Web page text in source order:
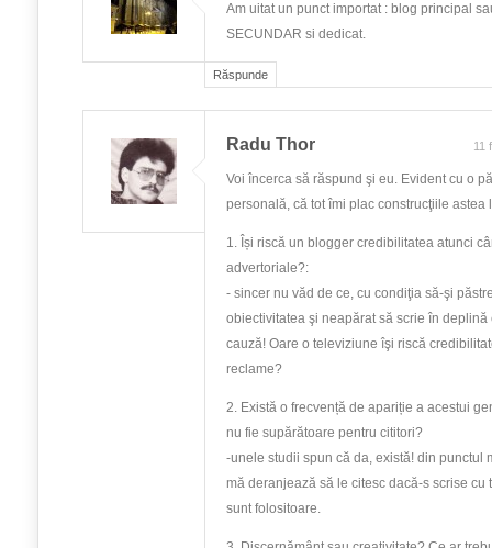
Răspunde
Am uitat un punct importat : blog principal
SECUNDAR si dedicat.
Radu Thor 11
Voi încerca să răspund şi eu. Evident cu o
personală, că tot îmi plac construcţiile astea
1. Își riscă un blogger credibilitatea atunci
advertoriale?:
- sincer nu văd de ce, cu condiţia să-şi
obiectivitatea şi neapărat să scrie în deplină
cauză! Oare o televiziune îşi riscă
reclame?
2. Există o frecvență de apariție a acestui
nu fie supărătoare pentru cititori?
-unele studii spun că da, există! din punctul
mă deranjează să le citesc dacă-s scrise cu
sunt folositoare.